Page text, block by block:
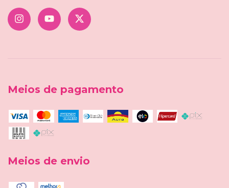
Meios de pagamento
Meios de envio